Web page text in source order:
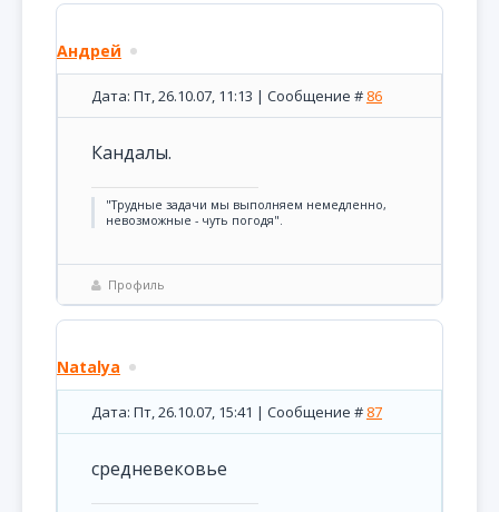
Андрей
Дата: Пт, 26.10.07, 11:13 | Сообщение # 86
Кандалы.
"Трудные задачи мы выполняем немедленно,
невозможные - чуть погодя".
Профиль
Natalya
Дата: Пт, 26.10.07, 15:41 | Сообщение # 87
средневековье